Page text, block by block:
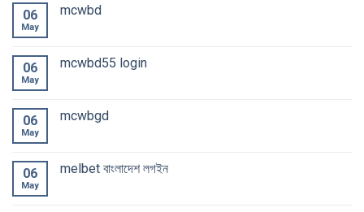
06
May
mcwbd
06
May
mcwbd55 login
06
May
mcwbgd
06
May
melbet বাংলাদেশ লগইন